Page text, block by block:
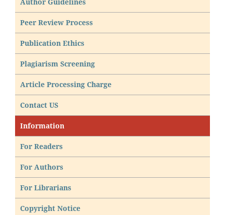
Peer Review Process
Publication Ethics
Plagiarism Screening
Article Processing Charge
Contact US
Information
For Readers
For Authors
For Librarians
Copyright Notice